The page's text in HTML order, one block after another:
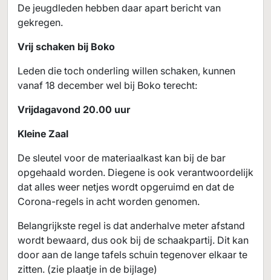
De jeugdleden hebben daar apart bericht van
gekregen.
Vrij schaken bij Boko
Leden die toch onderling willen schaken, kunnen
vanaf 18 december wel bij Boko terecht:
Vrijdagavond 20.00 uur
Kleine Zaal
De sleutel voor de materiaalkast kan bij de bar
opgehaald worden. Diegene is ook verantwoordelijk
dat alles weer netjes wordt opgeruimd en dat de
Corona-regels in acht worden genomen.
Belangrijkste regel is dat anderhalve meter afstand
wordt bewaard, dus ook bij de schaakpartij. Dit kan
door aan de lange tafels schuin tegenover elkaar te
zitten. (zie plaatje in de bijlage)